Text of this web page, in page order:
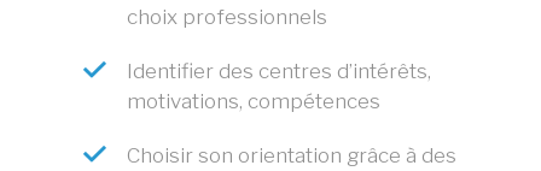
choix professionnels
Identifier des centres d’intérêts,
motivations, compétences
Choisir son orientation grâce à des